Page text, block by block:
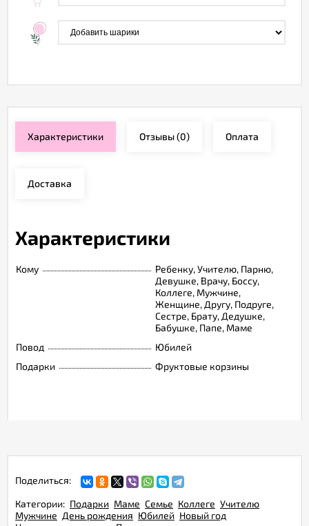
Характеристики Отзывы(0) Оплата
Доставка
Характеристики
Кому
Ребенку, Учителю, Парню,
Девушке, Врачу, Боссу,
Коллеге, Мужчине,
Женщине, Другу, Подруге,
Сестре, Брату, Дедушке,
Бабушке, Папе, Маме
Повод
Юбилей
Подарки
Фруктовые корзины
Поделиться:
Категории: Подарки Маме Семье Коллеге Учителю
Мужчине День рождения Юбилей Новый год